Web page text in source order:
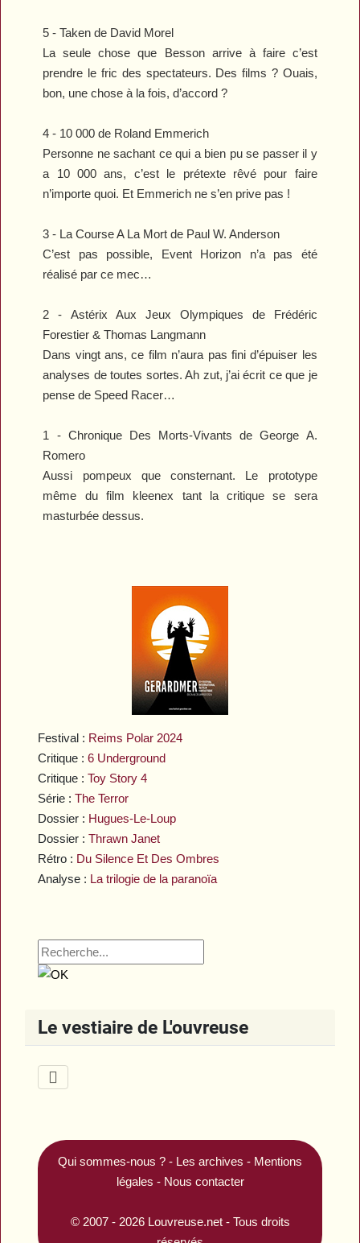
Festival : Reims Polar 2024
Critique :6 Underground
Critique :Toy Story 4
Série :The Terror
Dossier : Hugues-Le-Loup
Dossier :Thrawn Janet
Rétro : Du Silence Et Des Ombres
Analyse : La trilogie de la paranoïa
Le vestiaire de L'ouvreuse
5 -Taken de David Morel
La seule chose que Besson arrive à faire c’est
prendre le fric des spectateurs. Des films ? Ouais,
bon, une chose à la fois, d’accord ?
4 - 10 000 de Roland Emmerich
Personne ne sachant ce qui a bien pu se passer il y
a 10 000 ans, c’est le prétexte rêvé pour faire
n’importe quoi. Et Emmerich ne s’en prive pas !
3 - La Course A La Mort de Paul W. Anderson
C’est pas possible, Event Horizon n’a pas été
réalisé par ce mec…
2 -Astérix Aux Jeux Olympiques de Frédéric
Forestier & Thomas Langmann
Dans vingt ans, ce film n’aura pas fini d’épuiser les
analyses de toutes sortes. Ah zut, j’ai écrit ce que je
pense de Speed Racer…
1 - Chronique Des Morts-Vivants de George A.
Romero
Aussi pompeux que consternant. Le prototype
même du film kleenex tant la critique se sera
masturbée dessus.
Qui sommes-nous ? - Les archives - Mentions
légales - Nous contacter
© 2007 - 2026 Louvreuse.net- Tous droits